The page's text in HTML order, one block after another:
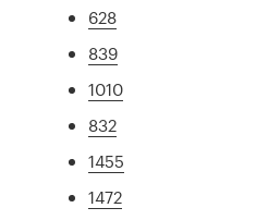
628
839
1010
832
1455
1472